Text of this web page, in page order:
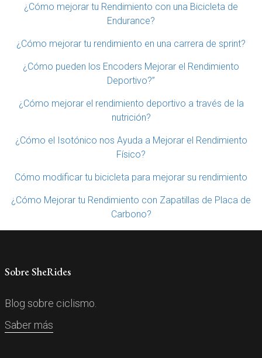
¿Cómo mejorar tu Rendimiento con una Bicicleta de
Endurance?
¿Cómo mejorar tu rendimiento en una carrera de sprint?
¿Cómo pueden los Encoders Mejorar el Rendimiento
Deportivo?”
¿Cómo mejorar el rendimiento deportivo a través de la
nutrición?
¿Cómo el Isotónico nos Ayuda a Mejorar el Rendimiento
Físico?
Cómo modificar tu bicicleta para mejorar su rendimiento
¿Cómo Mejorar tu Rendimiento con Zapatillas de Placa de
Carbono?
Sobre SheRides
Blog sobre ciclismo.
Saber más